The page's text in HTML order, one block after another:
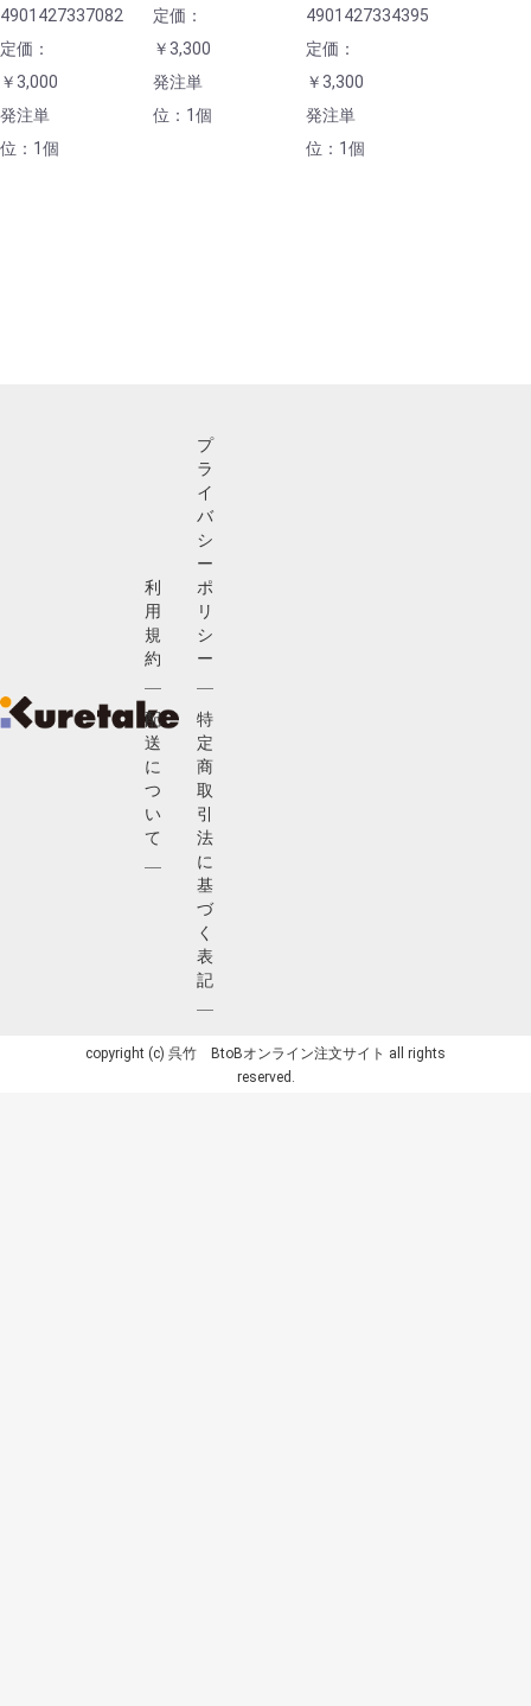
4901427337082
定価：
￥3,000
発注単
位：1個
定価：
￥3,300
発注単
位：1個
4901427334395
定価：
￥3,300
発注単
位：1個
利
用
規
約
配
送
に
つ
い
て
プ
ラ
イ
バ
シ
ー
ポ
リ
シ
ー
特
定
商
取
引
法
に
基
づ
く
表
記
copyright (c) 呉竹 BtoBオンライン注文サイト all rights
reserved.